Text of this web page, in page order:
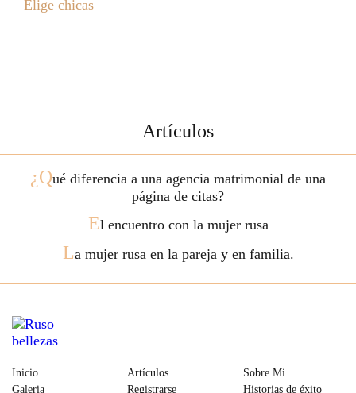
Elige chicas
Artículos
¿Qué diferencia a una agencia matrimonial de una
página de citas?
El encuentro con la mujer rusa
La mujer rusa en la pareja y en familia.
Inicio
Galeria
Artículos
Registrarse
Sobre Mi
Historias de éxito